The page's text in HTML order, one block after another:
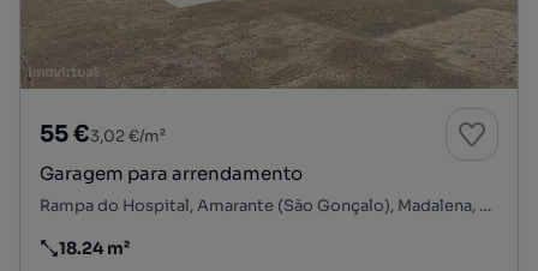
55 €3,02 €/m²
Garagem para arrendamento
Rampa do Hospital, Amarante (São Gonçalo), Madalena, Cepelos e Gatão, Amarante, Porto
Preço por metro quadrado
18.24 m²